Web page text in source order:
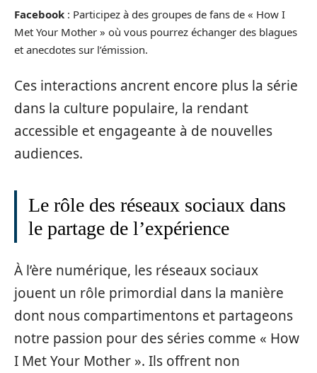
Facebook : Participez à des groupes de fans de « How I
Met Your Mother » où vous pourrez échanger des blagues
et anecdotes sur l’émission.
Ces interactions ancrent encore plus la série
dans la culture populaire, la rendant
accessible et engageante à de nouvelles
audiences.
Le rôle des réseaux sociaux dans
le partage de l’expérience
À l’ère numérique, les réseaux sociaux
jouent un rôle primordial dans la manière
dont nous compartimentons et partageons
notre passion pour des séries comme « How
I Met Your Mother ». Ils offrent non